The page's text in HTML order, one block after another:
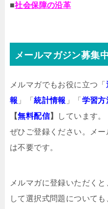
■社会保障の沿革
メールマガジン募集
メルマガでもお役に立つ「
報 」「統計情報 」「 学習方
【無料配信】
しています。
ぜひご登録ください。メ
は不要です。
メルマガに登録いただく
して選択式問題について